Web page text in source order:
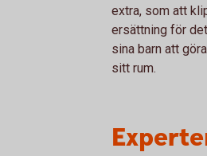
extra, som att
ersättning för
sina barn att
sitt rum.